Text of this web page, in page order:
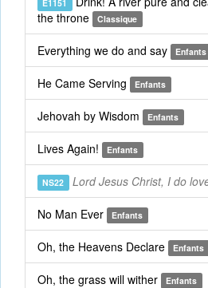
E1151
the throne
Classique
Everything we do and say Enfants
He Came Serving Enfants
Jehovah by Wisdom Enfants
Lives Again! Enfants
NS22 Lord Jesus Christ, I do
No Man Ever Enfants
Oh, the Heavens Declare Enfants
Oh, the grass will wither Enfants